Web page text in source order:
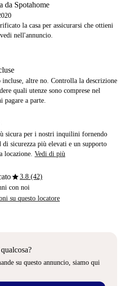
da Spotahome
la casa per assicurarsi che ottieni
nell'annuncio.
altre no. Controlla la descrizione
quali utenze sono comprese nel
pagare a parte.
sicura per i nostri inquilini fornendo
di sicurezza più elevati e un supporto
locazione. Vedi di più
star3.8 (42)
con noi
su questo locatore
su questo annuncio, siamo qui